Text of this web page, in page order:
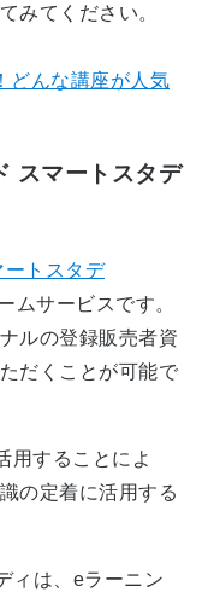
みてください。
どんな講座が人気
スマートスタデ
ートスタデ
ムサービスです。
ルの登録販売者資
だくことが可能で
用することによ
の定着に活用する
ィは、eラーニン